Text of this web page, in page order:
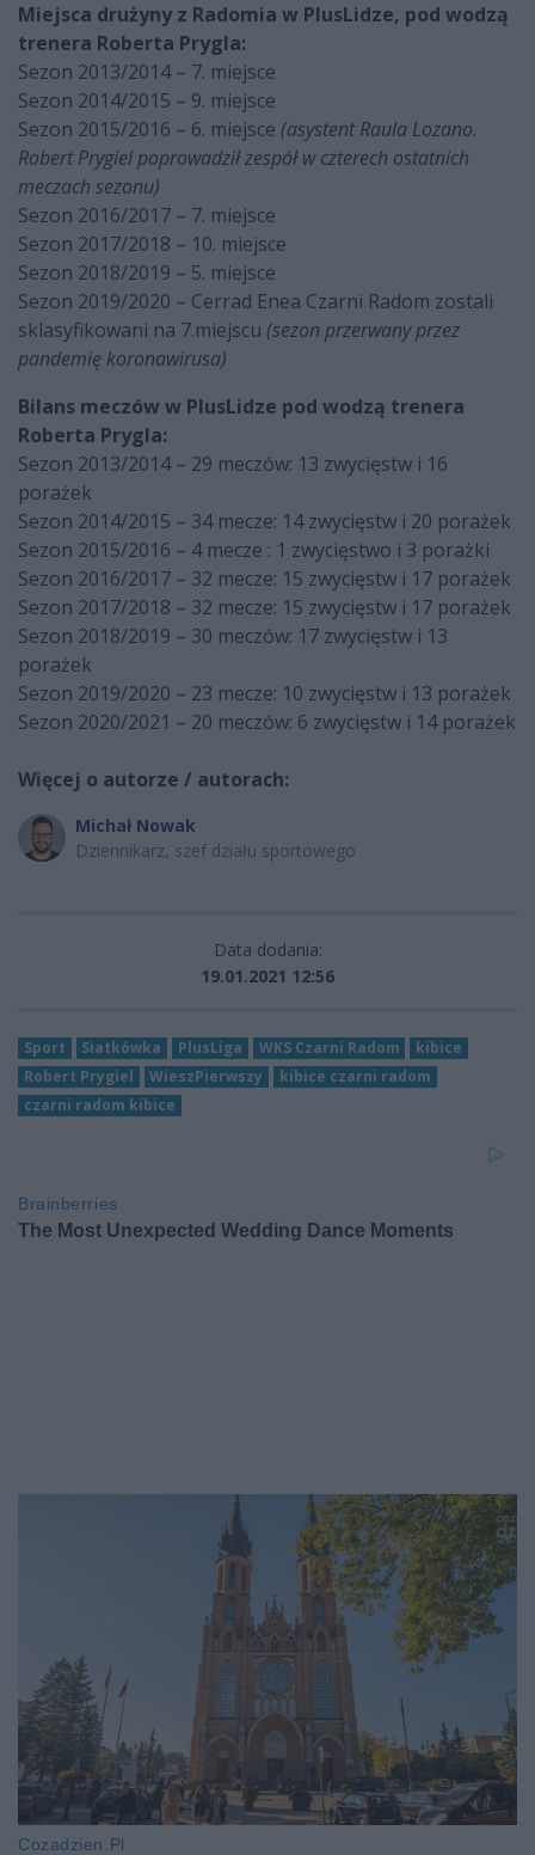
Miejsca drużyny z Radomia w PlusLidze, pod wodzą
trenera Roberta Prygla:
Sezon 2013/2014 – 7. miejsce
Sezon 2014/2015 – 9. miejsce
Sezon 2015/2016 – 6. miejsce (asystent Raula Lozano.
Robert Prygiel poprowadził zespół w czterech ostatnich
meczach sezonu)
Sezon 2016/2017 – 7. miejsce
Sezon 2017/2018 – 10. miejsce
Sezon 2018/2019 – 5. miejsce
Sezon 2019/2020 – Cerrad Enea Czarni Radom zostali
sklasyfikowani na 7.miejscu (sezon przerwany przez
pandemię koronawirusa)
Bilans meczów w PlusLidze pod wodzą trenera
Roberta Prygla:
Sezon 2013/2014 – 29 meczów: 13 zwycięstw i 16
porażek
Sezon 2014/2015 – 34 mecze: 14 zwycięstw i 20 porażek
Sezon 2015/2016 – 4 mecze : 1 zwycięstwo i 3 porażki
Sezon 2016/2017 – 32 mecze: 15 zwycięstw i 17 porażek
Sezon 2017/2018 – 32 mecze: 15 zwycięstw i 17 porażek
Sezon 2018/2019 – 30 meczów: 17 zwycięstw i 13
porażek
Sezon 2019/2020 – 23 mecze: 10 zwycięstw i 13 porażek
Sezon 2020/2021 – 20 meczów: 6 zwycięstw i 14 porażek
Więcej o autorze / autorach:
Michał Nowak
Dziennikarz, szef działu sportowego
Data dodania:
19.01.2021 12:56
Sport Siatkówka PlusLiga WKS Czarni Radom
kibice
Robert Prygiel
WieszPierwszy
kibice czarni radom
czarni radom kibice